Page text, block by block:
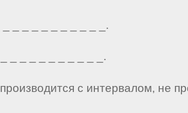
_ _ _ _ _ _ _ _ _ _.
_ _ _ _ _ _ _ _ _ _.
с интервалом, не